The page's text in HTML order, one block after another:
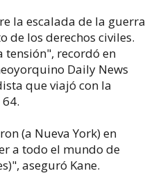
la escalada de la guerra
de los derechos civiles.
tensión", recordó en
Daily News
que viajó con la
(a Nueva York) en
a todo el mundo de
aseguró Kane.